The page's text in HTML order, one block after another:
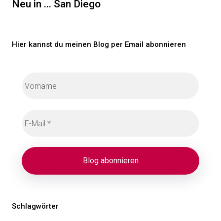
Beitrag
Neu in ... San Diego
Hier kannst du meinen Blog per Email abonnieren
Schlagwörter